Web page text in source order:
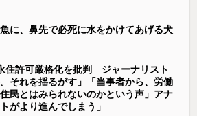
に、鼻先で必死に水をかけてあげる犬
住許可厳格化を批判 ジャーナリスト
それを揺るがす」「当事者から、労働
民とはみられないのかという声」アナ
がより進んでしまう」